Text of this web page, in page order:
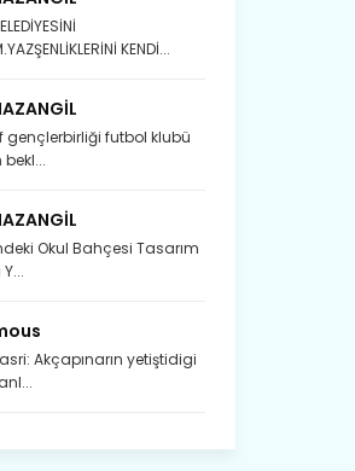
KENDİ...
gençlerbirliği futbol klubü
Okul Bahçesi Tasarım
Akçapınarın yetiştidigi
gülüyor Çağlayan.
tahin gider nerelere ?
acizâne Dere.
nazlı akıyor vadi içi,
adı, oldu Dereiçi.
yapılmış bağlar, Mert